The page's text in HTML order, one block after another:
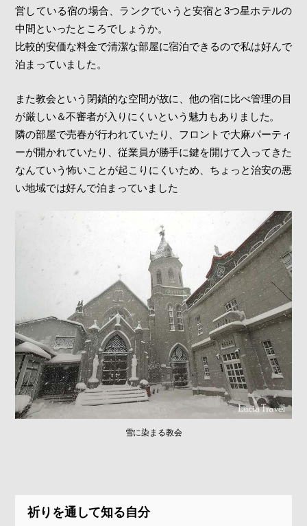
営している宿の場合、ランクでいうと安宿と3つ星ホテルの
中間といったところでしょうか。
比較的安価な料金で清潔な部屋に宿泊できるので私は好んで
泊まっていました。
また教会という閉鎖的な空間が故に、他の宿に比べ管理の目
が厳しい＆不審者が入りにくいという魅力もありました。
隣の部屋で売春が行われていたり、フロントで大麻パーティ
ーが開かれていたり、従業員が勝手に鍵を開けて入ってきた
なんていう怖いことが起こりにくいため、ちょっと治安の悪
い地域では好んで泊まっていました
雪に染まる教会
祈りを通して知る自分